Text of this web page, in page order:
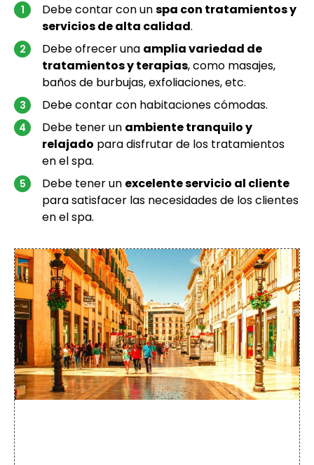
Debe contar con unspa con tratamientos y
servicios de alta calidad.
Debe ofrecer una amplia variedad de
tratamientos y terapias, como masajes,
baños de burbujas, exfoliaciones, etc.
Debe contar con habitaciones cómodas.
Debe tener un ambiente tranquilo y
relajado para disfrutar de los tratamientos
en el spa.
Debe tener un excelente servicio al cliente
para satisfacer las necesidades de los clientes
en el spa.